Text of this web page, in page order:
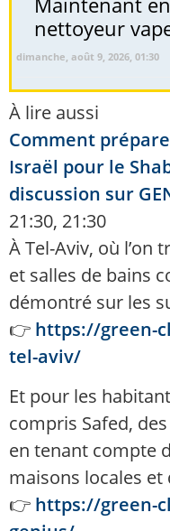
nettoyeur
dimanche, août 9, 2026, 01:30
À lire aussi
Comment
Israël pour le
discussion sur
21:30, 21:30
À Tel-Aviv, où l’on
et salles de bains
démontré sur les
👉 https://green-
tel-aviv/
Et pour les
compris Safed,
en tenant compte
maisons locales
👉 https://green-